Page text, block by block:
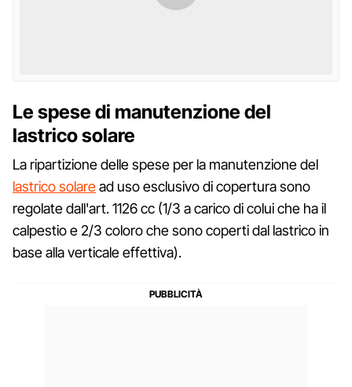
Le spese di manutenzione del
lastrico solare
La ripartizione delle spese per la manutenzione del
lastrico solaread uso esclusivo di copertura sono
regolate dall'art. 1126 cc (1/3 a carico di colui che ha il
calpestio e 2/3 coloro che sono coperti dal lastrico in
base alla verticale effettiva).